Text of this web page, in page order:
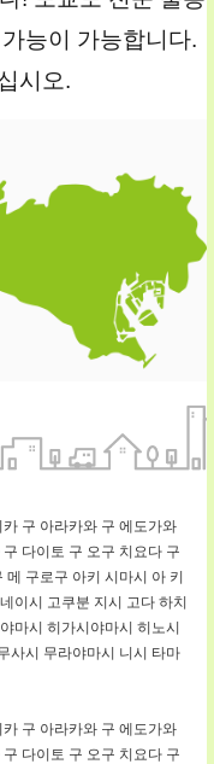
능이 가능합니다.
시오.
카 구 아라카와 구 에도가와
구 다이토 구 오구 치요다 구
메 구로구 아키 시마시 아 키
이시 고쿠분 지시 고다 하치
마시 히가시야마시 히노시
사시 무라야마시 니시 타마
카 구 아라카와 구 에도가와
구 다이토 구 오구 치요다 구